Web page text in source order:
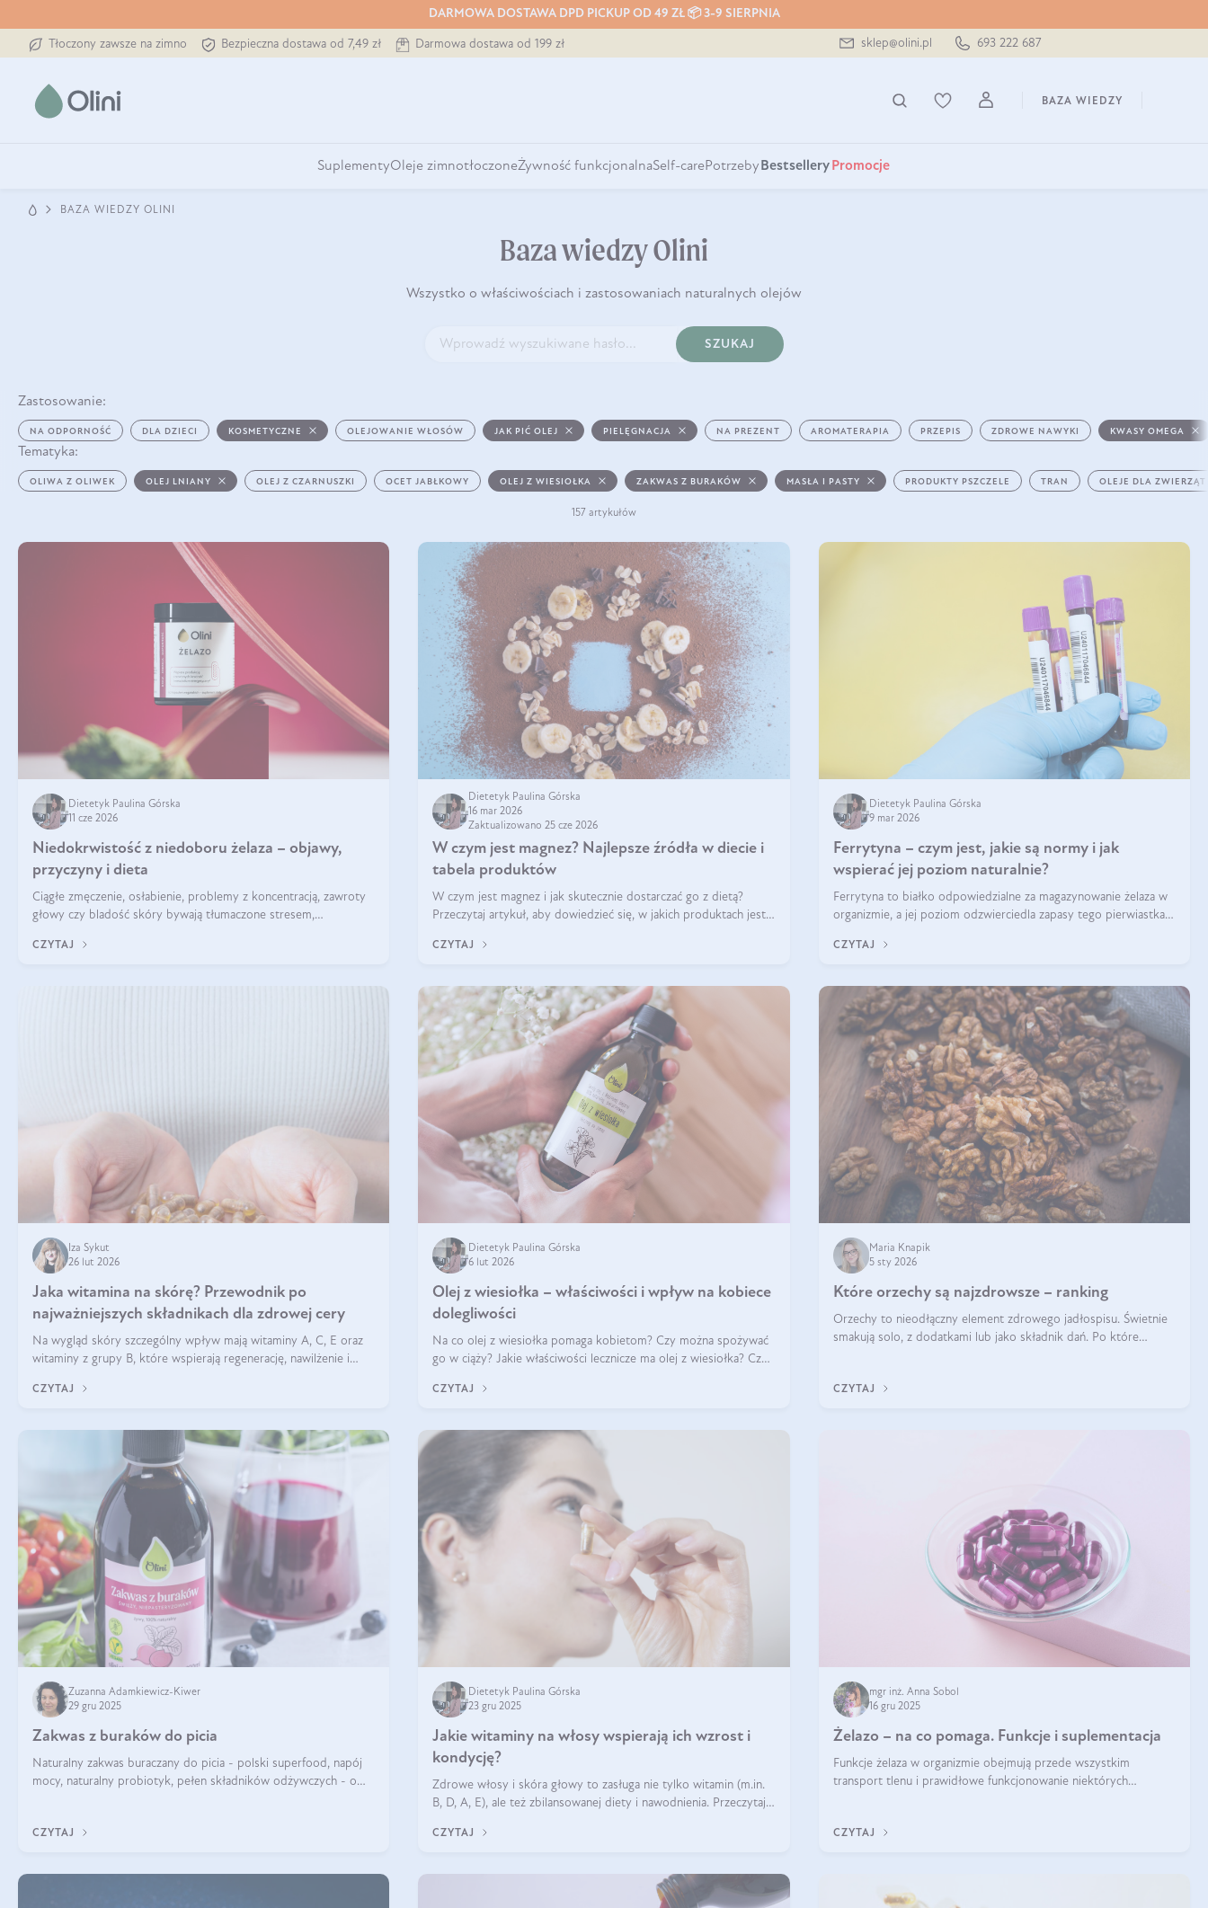
DARMOWA DOSTAWA DPD PICKUP OD 49 ZŁ 📦 3-9 SIERPNIA
Tłoczony zawsze na zimno Bezpieczna dostawa od 7,49 zł Darmowa dostawa od 199 zł sklep@olini.pl 693 222 687
BAZA WIEDZY
SuplementyOleje zimnotłoczoneŻywność funkcjonalnaSelf-carePotrzeby Bestsellery Promocje
BAZA WIEDZY OLINI
Baza wiedzy Olini
Wszystko o właściwościach i zastosowaniach naturalnych olejów
SZUKAJ
Zastosowanie:
NA ODPORNOŚĆ DLA DZIECI KOSMETYCZNE OLEJOWANIE WŁOSÓW JAK PIĆ OLEJ PIELĘGNACJA NA PREZENT AROMATERAPIA PRZEPIS ZDROWE NAWYKI KWASY OMEGA
Tematyka:
OLIWA Z OLIWEK OLEJ LNIANY OLEJ Z CZARNUSZKI OCET JABŁKOWY OLEJ Z WIESIOŁKA ZAKWAS Z BURAKÓW MASŁA I PASTY PRODUKTY PSZCZELE TRAN OLEJE DLA ZWIERZĄT
157 artykułów
Dietetyk Paulina Górska
11 cze 2026
Niedokrwistość z niedoboru żelaza – objawy,
przyczyny i dieta
Ciągłe zmęczenie, osłabienie, problemy z koncentracją, zawroty
głowy czy bladość skóry bywają tłumaczone stresem,
może być niedokrwistość z niedoboru żelaza.
CZYTAJ
Dietetyk Paulina Górska
16 mar 2026
Zaktualizowano 25 cze 2026
W czym jest magnez? Najlepsze źródła w diecie i
tabela produktów
W czym jest magnez i jak skutecznie dostarczać go z dietą?
Przeczytaj artykuł, aby dowiedzieć się, w jakich produktach jest
CZYTAJ
Dietetyk Paulina Górska
9 mar 2026
Ferrytyna – czym jest, jakie są normy i jak
wspierać jej poziom naturalnie?
Ferrytyna to białko odpowiedzialne za magazynowanie żelaza w
organizmie, a jej poziom odzwierciedla zapasy tego pierwiastka.
ferrytyny daje objawy, które mogą utrudniać codzienne
CZYTAJ
Iza Sykut
26 lut 2026
Jaka witamina na skórę? Przewodnik po
najważniejszych składnikach dla zdrowej cery
Na wygląd skóry szczególny wpływ mają witaminy A, C, E oraz
witaminy z grupy B, które wspierają regenerację, nawilżenie i
CZYTAJ
Dietetyk Paulina Górska
6 lut 2026
Olej z wiesiołka – właściwości i wpływ na kobiece
dolegliwości
Na co olej z wiesiołka pomaga kobietom? Czy można spożywać
go w ciąży? Jakie właściwości lecznicze ma olej z wiesiołka? Czy
efekty? Jaka jes
CZYTAJ
Maria Knapik
5 sty 2026
Które orzechy są najzdrowsze – ranking
Orzechy to nieodłączny element zdrowego jadłospisu. Świetnie
smakują solo, z dodatkami lub jako składnik dań. Po które
CZYTAJ
Zuzanna Adamkiewicz-Kiwer
29 gru 2025
Zakwas z buraków do picia
Naturalny zakwas buraczany do picia - polski superfood, napój
mocy, naturalny probiotyk, pełen składników odżywczych - o
CZYTAJ
Dietetyk Paulina Górska
23 gru 2025
Jakie witaminy na włosy wspierają ich wzrost i
kondycję?
Zdrowe włosy i skóra głowy to zasługa nie tylko witamin (m.in.
B, D, A, E), ale też zbilansowanej diety i nawodnienia. Przeczytaj
wypadanie włosów.
CZYTAJ
mgr inż. Anna Sobol
16 gru 2025
Żelazo – na co pomaga. Funkcje i suplementacja
Funkcje żelaza w organizmie obejmują przede wszystkim
transport tlenu i prawidłowe funkcjonowanie niektórych
etapie życia.
CZYTAJ